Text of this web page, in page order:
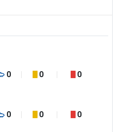
0 0 0
0 0 0